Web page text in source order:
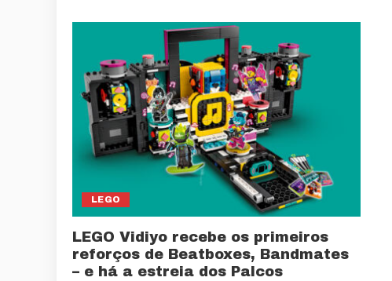
LEGO
LEGO Vidiyo recebe os primeiros
reforços de Beatboxes, Bandmates
– e há a estreia dos Palcos